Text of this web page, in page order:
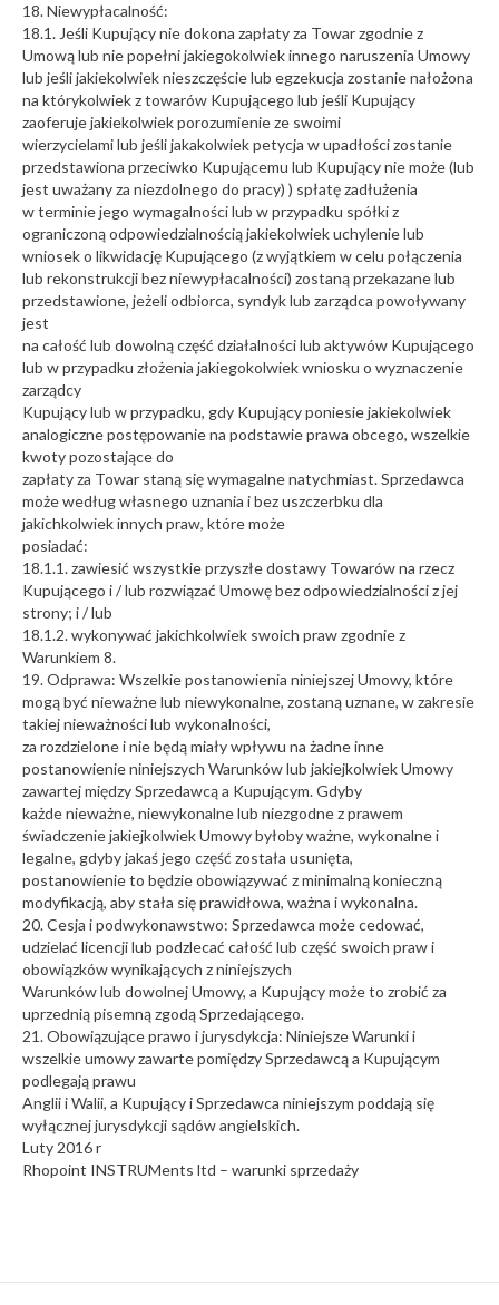
18. Niewypłacalność:
18.1. Jeśli Kupujący nie dokona zapłaty za Towar zgodnie z
Umową lub nie popełni jakiegokolwiek innego naruszenia Umowy
lub jeśli jakiekolwiek nieszczęście lub egzekucja zostanie nałożona
na którykolwiek z towarów Kupującego lub jeśli Kupujący
zaoferuje jakiekolwiek porozumienie ze swoimi
wierzycielami lub jeśli jakakolwiek petycja w upadłości zostanie
przedstawiona przeciwko Kupującemu lub Kupujący nie może (lub
jest uważany za niezdolnego do pracy) ) spłatę zadłużenia
w terminie jego wymagalności lub w przypadku spółki z
ograniczoną odpowiedzialnością jakiekolwiek uchylenie lub
wniosek o likwidację Kupującego (z wyjątkiem w celu połączenia
lub rekonstrukcji bez niewypłacalności) zostaną przekazane lub
przedstawione, jeżeli odbiorca, syndyk lub zarządca powoływany
jest
na całość lub dowolną część działalności lub aktywów Kupującego
lub w przypadku złożenia jakiegokolwiek wniosku o wyznaczenie
zarządcy
Kupujący lub w przypadku, gdy Kupujący poniesie jakiekolwiek
analogiczne postępowanie na podstawie prawa obcego, wszelkie
kwoty pozostające do
zapłaty za Towar staną się wymagalne natychmiast. Sprzedawca
może według własnego uznania i bez uszczerbku dla
jakichkolwiek innych praw, które może
posiadać:
18.1.1. zawiesić wszystkie przyszłe dostawy Towarów na rzecz
Kupującego i / lub rozwiązać Umowę bez odpowiedzialności z jej
strony; i / lub
18.1.2. wykonywać jakichkolwiek swoich praw zgodnie z
Warunkiem 8.
19. Odprawa: Wszelkie postanowienia niniejszej Umowy, które
mogą być nieważne lub niewykonalne, zostaną uznane, w zakresie
takiej nieważności lub wykonalności,
za rozdzielone i nie będą miały wpływu na żadne inne
postanowienie niniejszych Warunków lub jakiejkolwiek Umowy
zawartej między Sprzedawcą a Kupującym. Gdyby
każde nieważne, niewykonalne lub niezgodne z prawem
świadczenie jakiejkolwiek Umowy byłoby ważne, wykonalne i
legalne, gdyby jakaś jego część została usunięta,
postanowienie to będzie obowiązywać z minimalną konieczną
modyfikacją, aby stała się prawidłowa, ważna i wykonalna.
20. Cesja i podwykonawstwo: Sprzedawca może cedować,
udzielać licencji lub podzlecać całość lub część swoich praw i
obowiązków wynikających z niniejszych
Warunków lub dowolnej Umowy, a Kupujący może to zrobić za
uprzednią pisemną zgodą Sprzedającego.
21. Obowiązujące prawo i jurysdykcja: Niniejsze Warunki i
wszelkie umowy zawarte pomiędzy Sprzedawcą a Kupującym
podlegają prawu
Anglii i Walii, a Kupujący i Sprzedawca niniejszym poddają się
wyłącznej jurysdykcji sądów angielskich.
Luty 2016 r
Rhopoint INSTRUMents ltd – warunki sprzedaży